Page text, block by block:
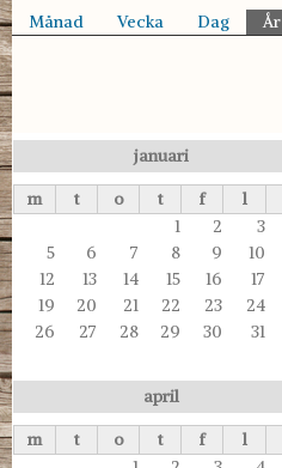
Månad Vecka Dag År
januari
m
t o t f l
1
2 3
5
6 7 8 9 10
12
13 14 15 16 17
19
20 21 22 23 24
26
27 28 29 30 31
april
m
t o t f l